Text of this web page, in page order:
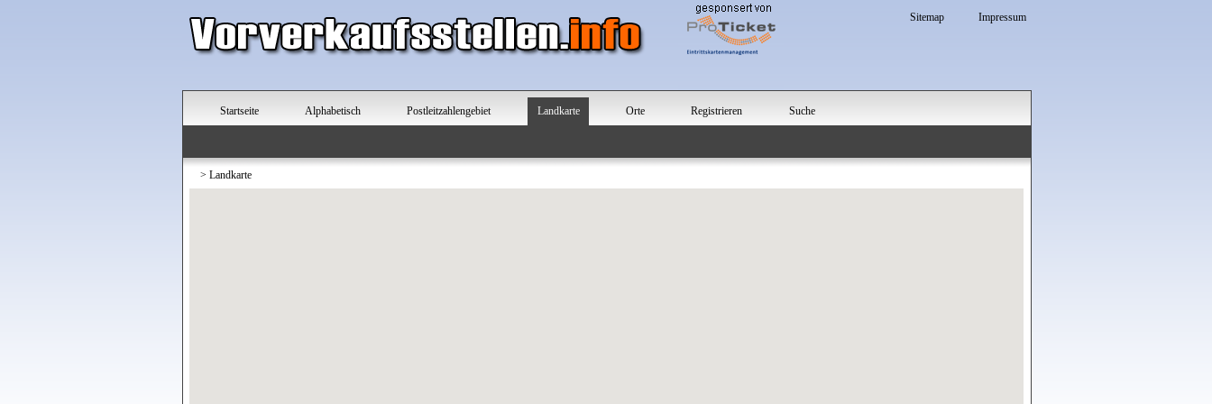
Impressum
Sitemap
Startseite Alphabetisch Postleitzahlengebiet Landkarte Orte Registrieren Suche
> Landkarte